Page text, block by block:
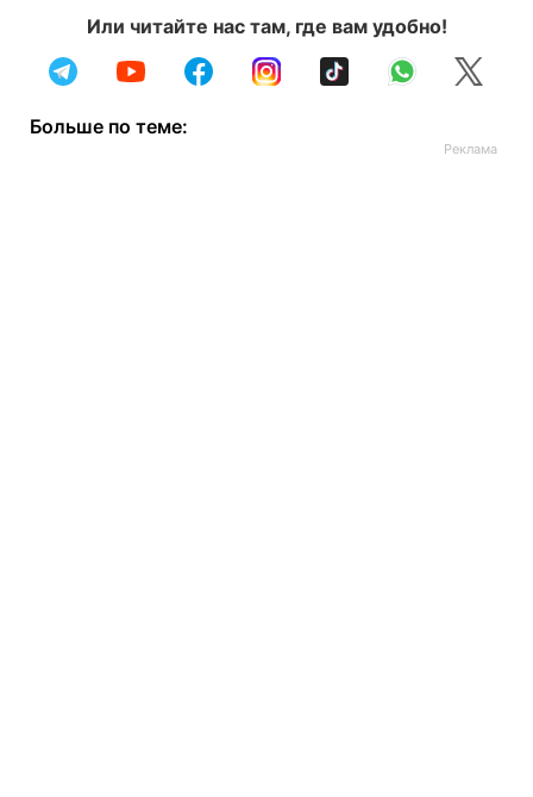
Или читайте нас там, где вам удобно!
Больше по теме: